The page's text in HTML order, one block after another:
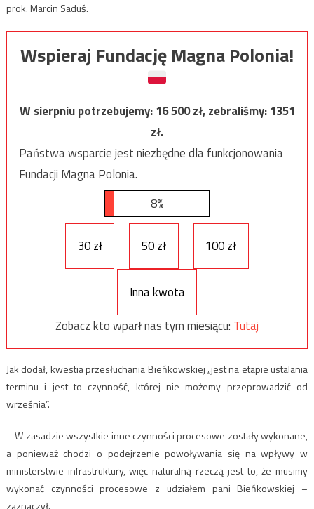
prok. Marcin Saduś.
Wspieraj Fundację Magna Polonia!
W sierpniu potrzebujemy:16 500zł, zebraliśmy:1351
zł.
Państwa wsparcie jest niezbędne dla funkcjonowania
Fundacji Magna Polonia.
8%
30 zł 50 zł 100 zł
Inna kwota
Zobacz kto wparł nas tym miesiącu: Tutaj
Jak dodał, kwestia przesłuchania Bieńkowskiej „jest na etapie ustalania
terminu i jest to czynność, której nie możemy przeprowadzić od
września”.
– W zasadzie wszystkie inne czynności procesowe zostały wykonane,
a ponieważ chodzi o podejrzenie powoływania się na wpływy w
ministerstwie infrastruktury, więc naturalną rzeczą jest to, że musimy
wykonać czynności procesowe z udziałem pani Bieńkowskiej –